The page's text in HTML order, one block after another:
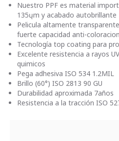
Nuestro PPF es material
135ųm y acabado autobrillante
Pelicula altamente
fuerte capacidad anti-coloracion
Tecnología top coating para
Excelente resistencia a rayos
quimicos
Pega adhesiva ISO 534 1.2MIL
Brillo (60°) ISO 2813 90 GU
Durabilidad aproximada 7años
Resistencia a la tracción ISO